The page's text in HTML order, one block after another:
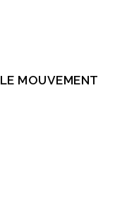
LE MOUVEMENT